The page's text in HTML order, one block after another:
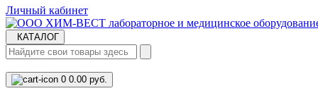
Личный кабинет
КАТАЛОГ
0 0.00 руб.